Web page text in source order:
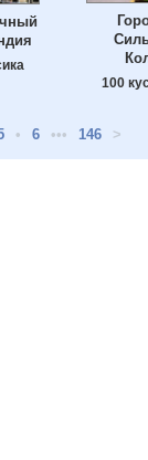
100
• 6 ••• 146 >